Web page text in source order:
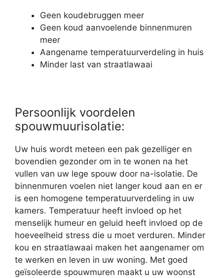
Geen koudebruggen meer
Geen koud aanvoelende binnenmuren
meer
Aangename temperatuurverdeling in huis
Minder last van straatlawaai
Persoonlijk voordelen
spouwmuurisolatie:
Uw huis wordt meteen een pak gezelliger en
bovendien gezonder om in te wonen na het
vullen van uw lege spouw door na-isolatie. De
binnenmuren voelen niet langer koud aan en er
is een homogene temperatuurverdeling in uw
kamers. Temperatuur heeft invloed op het
menselijk humeur en geluid heeft invloed op de
hoeveelheid stress die u moet verduren. Minder
kou en straatlawaai maken het aangenamer om
te werken en leven in uw woning. Met goed
geïsoleerde spouwmuren maakt u uw woonst